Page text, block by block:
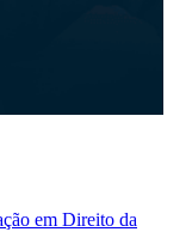
em Direito da